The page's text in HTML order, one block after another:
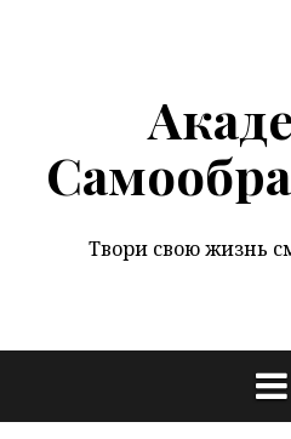
Твори свою жизнь